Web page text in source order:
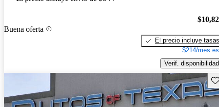
Buena oferta
El precio incluye tasas
$214/mes
Verif. disponibilidad